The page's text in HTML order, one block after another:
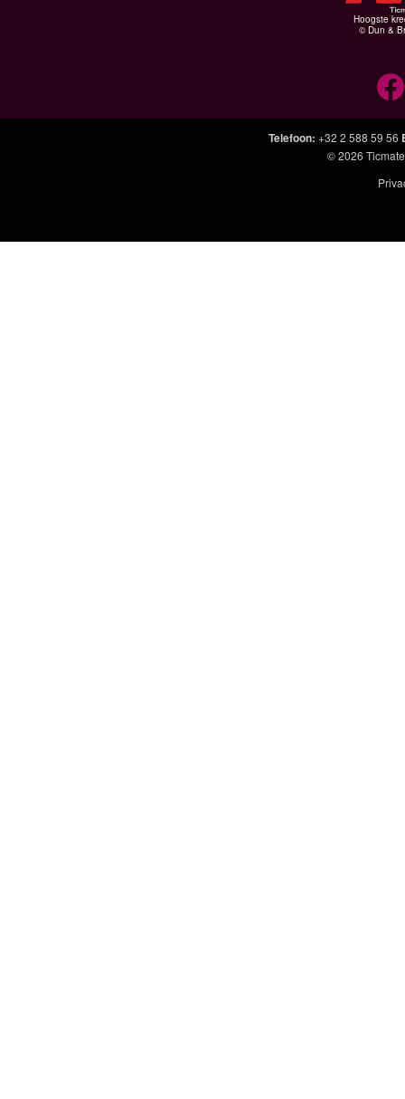
Hoogste
© Dun &
Telefoon: +32 2 588 59 56
© 2026